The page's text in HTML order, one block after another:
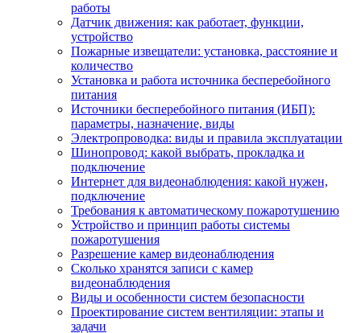
работы
Датчик движения: как работает, функции,
устройство
Пожарные извещатели: установка, расстояние и
количество
Установка и работа источника бесперебойного
питания
Источники бесперебойного питания (ИБП):
параметры, назначение, виды
Электропроводка: виды и правила эксплуатации
Шинопровод: какой выбрать, прокладка и
подключение
Интернет для видеонаблюдения: какой нужен,
подключение
Требования к автоматическому пожаротушению
Устройство и принцип работы системы
пожаротушения
Разрешение камер видеонаблюдения
Сколько хранятся записи с камер
видеонаблюдения
Виды и особенности систем безопасности
Проектирование систем вентиляции: этапы и
задачи